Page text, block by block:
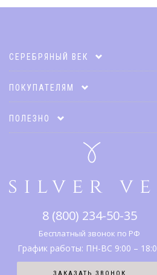
СЕРЕБРЯНЫЙ ВЕК
Карта клиента
Акции
Правовая информация
История бренда
ПОКУПАТЕЛЯМ
Оплата и доставка
Гарантии и возврат
Серебро
ПОЛЕЗНО
Карта сайта
8 (800) 234-50-35
Бесплатный звонок по РФ
График работы: ПН-ВС 9:00 –